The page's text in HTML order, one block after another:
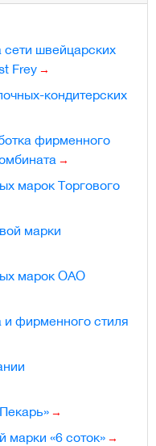
сети швейцарских
Frey
кондитерских
фирменного
марок Торгового
марки
марок ОАО
и фирменного стиля
марки «6 соток»